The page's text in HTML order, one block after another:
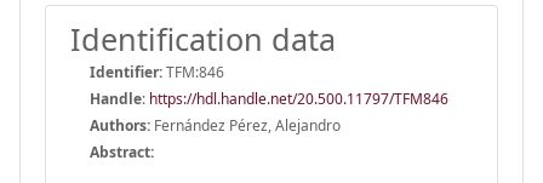
Identification data
Identifier:TFM:846
Handle: https://hdl.handle.net/20.500.11797/TFM846
Authors: Fernández Pérez, Alejandro
Abstract: